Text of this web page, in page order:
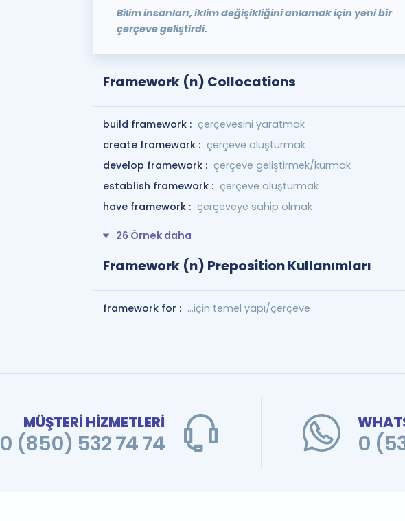
Bilim insanları, iklim değişikliğini anlamak için yeni bir
çerçeve geliştirdi.
Framework (n) Collocations
build framework : çerçevesini yaratmak
create framework : çerçeve oluşturmak
develop framework : çerçeve geliştirmek/kurmak
establish framework : çerçeve oluşturmak
have framework : çerçeveye sahip olmak
26 Örnek daha
Framework (n) Preposition Kullanımları
framework for : ...için temel yapı/çerçeve
MÜŞTERİ HİZMETLERİ
0 (850) 532 74 74 0